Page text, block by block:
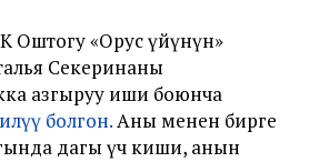
Оштогу «Орус үйүнүн»
Секеринаны
азгыруу иши боюнча
болгон.Аны менен бирге
дагы үч киши, анын